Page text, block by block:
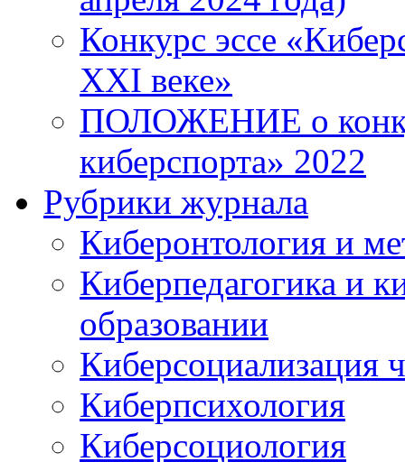
Конкурс эссе
XXI веке»
ПОЛОЖЕНИЕ о
киберспорта» 2022
Рубрики журнала
Киберонтология и
Киберпедагогика и
образовании
Киберсоциализация
Киберпсихология
Киберсоциология